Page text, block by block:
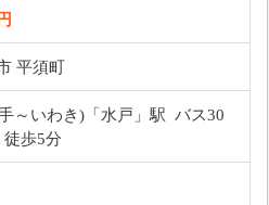
平須町
～いわき)「水戸」駅 バス30
歩5分